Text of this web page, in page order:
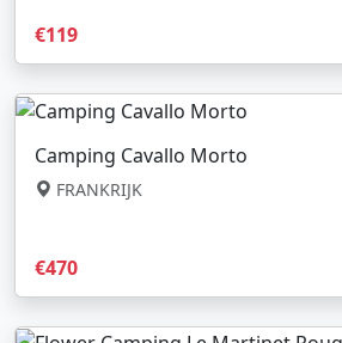
€119
Camping Cavallo Morto
FRANKRIJK
€470